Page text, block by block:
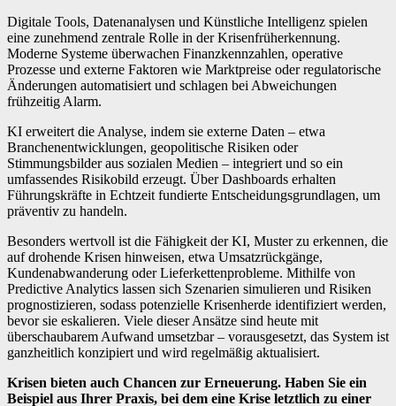
Digitale Tools, Datenanalysen und Künstliche Intelligenz spielen
eine zunehmend zentrale Rolle in der Krisenfrüherkennung.
Moderne Systeme überwachen Finanzkennzahlen, operative
Prozesse und externe Faktoren wie Marktpreise oder regulatorische
Änderungen automatisiert und schlagen bei Abweichungen
frühzeitig Alarm.
KI erweitert die Analyse, indem sie externe Daten – etwa
Branchenentwicklungen, geopolitische Risiken oder
Stimmungsbilder aus sozialen Medien – integriert und so ein
umfassendes Risikobild erzeugt. Über Dashboards erhalten
Führungskräfte in Echtzeit fundierte Entscheidungsgrundlagen, um
präventiv zu handeln.
Besonders wertvoll ist die Fähigkeit der KI, Muster zu erkennen, die
auf drohende Krisen hinweisen, etwa Umsatzrückgänge,
Kundenabwanderung oder Lieferkettenprobleme. Mithilfe von
Predictive Analytics lassen sich Szenarien simulieren und Risiken
prognostizieren, sodass potenzielle Krisenherde identifiziert werden,
bevor sie eskalieren. Viele dieser Ansätze sind heute mit
überschaubarem Aufwand umsetzbar – vorausgesetzt, das System ist
ganzheitlich konzipiert und wird regelmäßig aktualisiert.
Krisen bieten auch Chancen zur Erneuerung. Haben Sie ein
Beispiel aus Ihrer Praxis, bei dem eine Krise letztlich zu einer